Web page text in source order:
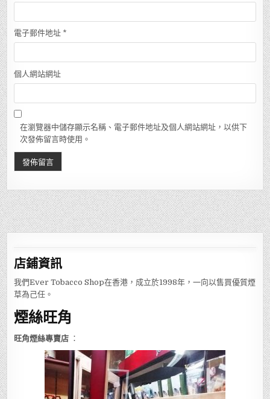
電子郵件地址 *
個人網站網址
在瀏覽器中儲存顯示名稱、電子郵件地址及個人網站網址，以供下
次發佈留言時使用。
店鋪資訊
我們Ever Tobacco Shop在香港，成立於1998年，一向以售買優質煙
草為己任。
煙絲旺角
旺角煙絲專賣店 ：